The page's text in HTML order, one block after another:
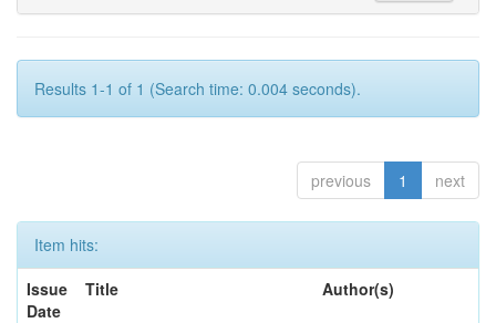
Results 1-1 of 1 (Search time: 0.004 seconds).
previous 1 next
Item hits:
Issue
Date
Title Author(s)